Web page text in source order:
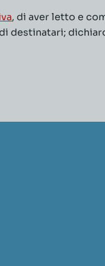
, di aver letto e
destinatari;